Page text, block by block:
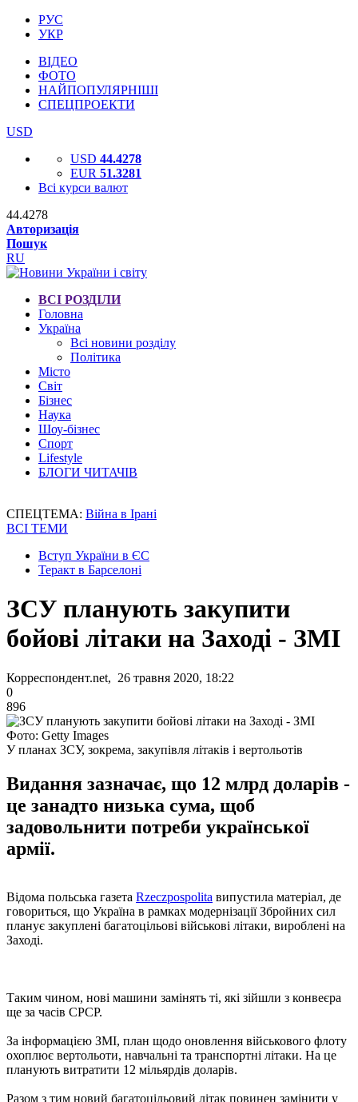
РУС
УКР
ВІДЕО
ФОТО
НАЙПОПУЛЯРНІШІ
СПЕЦПРОЕКТИ
USD
USD 44.4278
EUR 51.3281
Всі курси валют
44.4278
Авторизація
Пошук
RU
ВСІ РОЗДІЛИ
Головна
Україна
Всі новини розділу
Політика
Місто
Світ
Бізнес
Наука
Шоу-бізнес
Спорт
Lifestyle
БЛОГИ ЧИТАЧІВ
СПЕЦТЕМА: Війна в Ірані
ВСІ ТЕМИ
Вступ України в ЄС
Теракт в Барселоні
ЗСУ планують закупити
бойові літаки на Заході - ЗМІ
Корреспондент.net, 26 травня 2020, 18:22
0
896
Фото: Getty Images
У планах ЗСУ, зокрема, закупівля літаків і вертольотів
Видання зазначає, що 12 млрд доларів -
це занадто низька сума, щоб
задовольнити потреби української
армії.
Відома польська газета Rzeczpospolita випустила матеріал, де
говориться, що Україна в рамках модернізації Збройних сил
планує закуплені багатоцільові військові літаки, вироблені на
Заході.
Таким чином, нові машини замінять ті, які зійшли з конвеєра
ще за часів СРСР.
За інформацією ЗМІ, план щодо оновлення військового флоту
охоплює вертольоти, навчальні та транспортні літаки. На це
планують витратити 12 мільярдів доларів.
Разом з тим новий багатоцільовий літак повинен замінити у